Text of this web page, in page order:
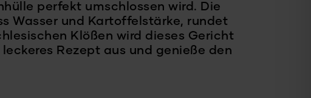
perfekt umschlossen wird. Die
Wasser und Kartoffelstärke, rundet
Klößen wird dieses Gericht
Rezept aus und genieße den